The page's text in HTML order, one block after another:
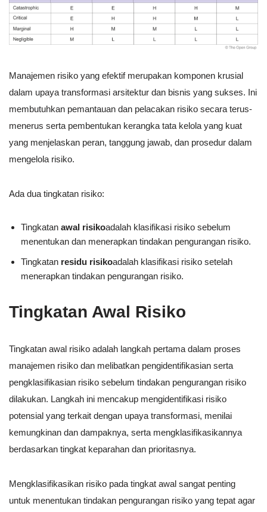
Manajemen risiko yang efektif merupakan komponen krusial
dalam upaya transformasi arsitektur dan bisnis yang sukses. Ini
membutuhkan pemantauan dan pelacakan risiko secara terus-
menerus serta pembentukan kerangka tata kelola yang kuat
yang menjelaskan peran, tanggung jawab, dan prosedur dalam
mengelola risiko.
Ada dua tingkatan risiko:
Tingkatan awal risikoadalah klasifikasi risiko sebelum
menentukan dan menerapkan tindakan pengurangan risiko.
Tingkatan residu risikoadalah klasifikasi risiko setelah
menerapkan tindakan pengurangan risiko.
Tingkatan Awal Risiko
Tingkatan awal risiko adalah langkah pertama dalam proses
manajemen risiko dan melibatkan pengidentifikasian serta
pengklasifikasian risiko sebelum tindakan pengurangan risiko
dilakukan. Langkah ini mencakup mengidentifikasi risiko
potensial yang terkait dengan upaya transformasi, menilai
kemungkinan dan dampaknya, serta mengklasifikasikannya
berdasarkan tingkat keparahan dan prioritasnya.
Mengklasifikasikan risiko pada tingkat awal sangat penting
untuk menentukan tindakan pengurangan risiko yang tepat agar